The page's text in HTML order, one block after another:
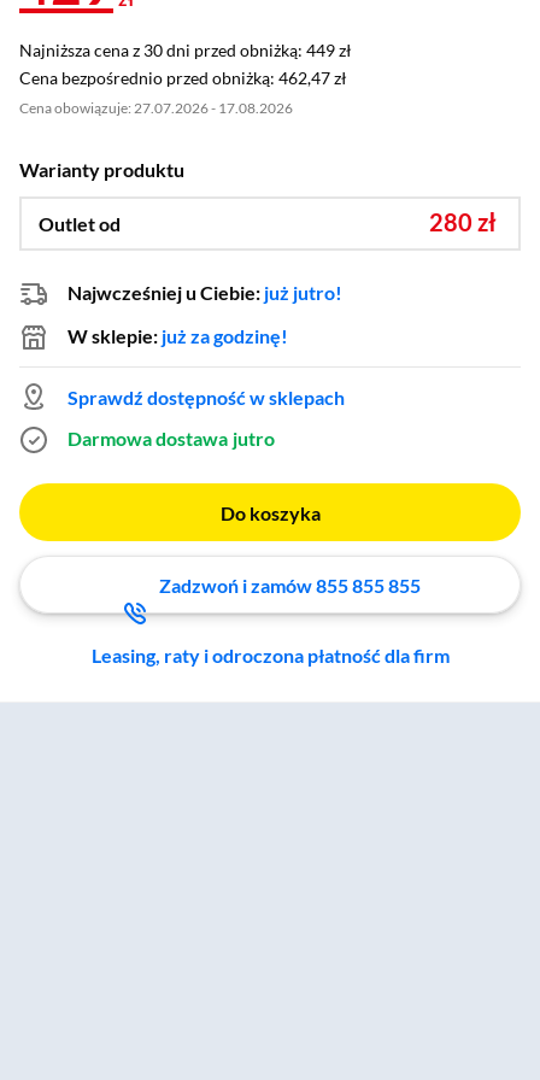
Najniższa cena z 30 dni przed obniżką: 449 zł
Najniższa cena z 30 dni przed obniżką: 449 zł
Cena bezpośrednio przed obniżką: 462,47 zł
Cena bezpośrednio przed obniżką: 462,47 zł
Cena obowiązuje: 27.07.2026 - 17.08.2026
Warianty produktu
Outlet od 280 zł
Najwcześniej u Ciebie: już jutro!
W sklepie: już za godzinę!
Sprawdź dostępność w sklepach
Darmowa dostawa jutro
Do koszyka
Zadzwoń i zamów 855 855 855
Leasing, raty i odroczona płatność dla firm